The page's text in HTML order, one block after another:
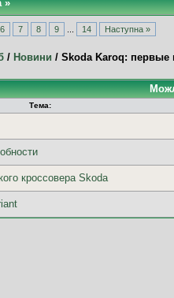
»
6 7 8 9 14 Наступна »
/ Новини / Skoda Karoq: первые
Тема:
кроссовера Skoda